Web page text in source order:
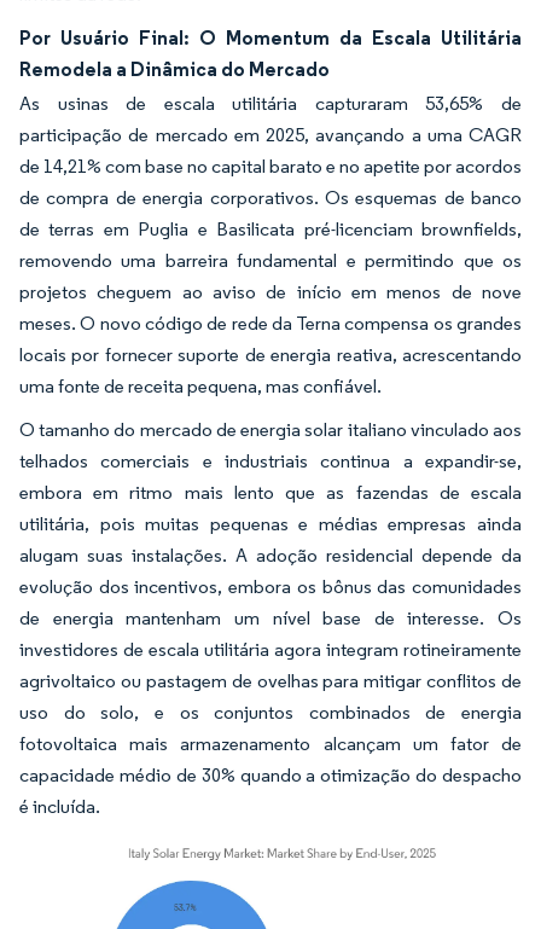
Por Usuário Final: O Momentum da Escala Utilitária
Remodela a Dinâmica do Mercado
As usinas de escala utilitária capturaram 53,65% de
participação de mercado em 2025, avançando a uma CAGR
de 14,21% com base no capital barato e no apetite por acordos
de compra de energia corporativos. Os esquemas de banco
de terras em Puglia e Basilicata pré-licenciam brownfields,
removendo uma barreira fundamental e permitindo que os
projetos cheguem ao aviso de início em menos de nove
meses. O novo código de rede da Terna compensa os grandes
locais por fornecer suporte de energia reativa, acrescentando
uma fonte de receita pequena, mas confiável.
O tamanho do mercado de energia solar italiano vinculado aos
telhados comerciais e industriais continua a expandir-se,
embora em ritmo mais lento que as fazendas de escala
utilitária, pois muitas pequenas e médias empresas ainda
alugam suas instalações. A adoção residencial depende da
evolução dos incentivos, embora os bônus das comunidades
de energia mantenham um nível base de interesse. Os
investidores de escala utilitária agora integram rotineiramente
agrivoltaico ou pastagem de ovelhas para mitigar conflitos de
uso do solo, e os conjuntos combinados de energia
fotovoltaica mais armazenamento alcançam um fator de
capacidade médio de 30% quando a otimização do despacho
é incluída.